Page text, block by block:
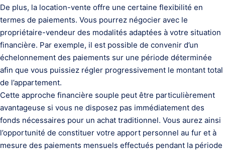
De plus, la location-vente offre une certaine flexibilité en
termes de paiements. Vous pourrez négocier avec le
propriétaire-vendeur des modalités adaptées à votre situation
financière. Par exemple, il est possible de convenir d’un
échelonnement des paiements sur une période déterminée
afin que vous puissiez régler progressivement le montant total
de l’appartement.
Cette approche financière souple peut être particulièrement
avantageuse si vous ne disposez pas immédiatement des
fonds nécessaires pour un achat traditionnel. Vous aurez ainsi
l’opportunité de constituer votre apport personnel au fur et à
mesure des paiements mensuels effectués pendant la période